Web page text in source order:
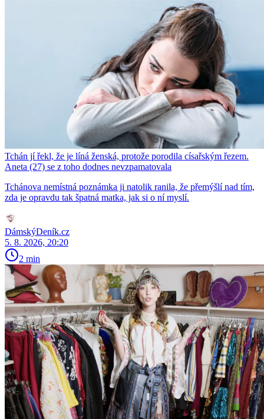
Tchán jí řekl, že je líná ženská, protože porodila císařským řezem.
Aneta (27) se z toho dodnes nevzpamatovala
Tchánova nemístná poznámka ji natolik ranila, že přemýšlí nad tím,
zda je opravdu tak špatná matka, jak si o ní myslí.
DámskýDeník.cz
5. 8. 2026, 20:20
2 min